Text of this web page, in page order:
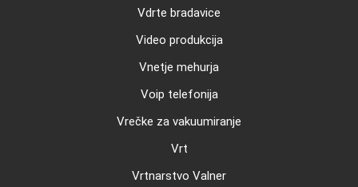
Vdrte bradavice
Video produkcija
Vnetje mehurja
Voip telefonija
Vrečke za vakuumiranje
Vrt
Vrtnarstvo Valner